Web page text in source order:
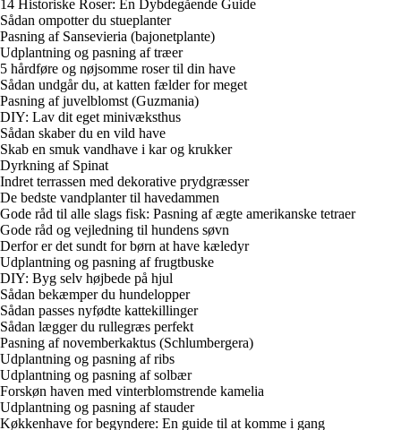
14 Historiske Roser: En Dybdegående Guide
Sådan ompotter du stueplanter
Pasning af Sansevieria (bajonetplante)
Udplantning og pasning af træer
5 hårdføre og nøjsomme roser til din have
Sådan undgår du, at katten fælder for meget
Pasning af juvelblomst (Guzmania)
DIY: Lav dit eget minivæksthus
Sådan skaber du en vild have
Skab en smuk vandhave i kar og krukker
Dyrkning af Spinat
Indret terrassen med dekorative prydgræsser
De bedste vandplanter til havedammen
Gode råd til alle slags fisk: Pasning af ægte amerikanske tetraer
Gode råd og vejledning til hundens søvn
Derfor er det sundt for børn at have kæledyr
Udplantning og pasning af frugtbuske
DIY: Byg selv højbede på hjul
Sådan bekæmper du hundelopper
Sådan passes nyfødte kattekillinger
Sådan lægger du rullegræs perfekt
Pasning af novemberkaktus (Schlumbergera)
Udplantning og pasning af ribs
Udplantning og pasning af solbær
Forskøn haven med vinterblomstrende kamelia
Udplantning og pasning af stauder
Køkkenhave for begyndere: En guide til at komme i gang